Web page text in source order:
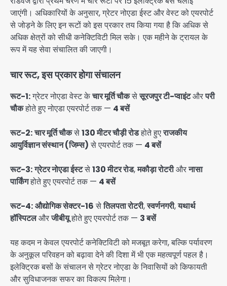
जाएंगी। अधिकारियों के अनुसार, ग्रेटर नोएडा ईस्ट और वेस्ट को एयरपोर्ट
से जोड़ने के लिए इन रूटों को इस प्रकार तय किया गया है कि अधिक से
अधिक क्षेत्रों को सीधी कनेक्टिविटी मिल सके। एक महीने के ट्रायल के
रूप में यह सेवा संचालित की जाएगी।
चार रूट, इस प्रकार होगा संचालन
रूट-1:ग्रेटर नोएडा वेस्ट केचार मूर्ति चौकसेसूरजपुर टी-प्वाइंटऔरपरी
चौकहोते हुए नोएडा एयरपोर्ट तक — 4 बसें
रूट-2:चार मूर्ति चौकसे130 मीटर चौड़ी रोडहोते हुएराजकीय
आयुर्विज्ञान संस्थान (जिम्स)से एयरपोर्ट तक — 4 बसें
रूट-3:ग्रेटर नोएडा ईस्टसे130 मीटर रोड,मकौड़ा रोटरीऔरनासा
पार्किंगहोते हुए एयरपोर्ट तक — 4 बसें
रूट-4:औद्योगिक सेक्टर-16सेतिलपता रोटरी,स्वर्णनगरी,यथार्थ
हॉस्पिटलऔरजीबीयूहोते हुए एयरपोर्ट तक — 3 बसें
यह कदम न केवल एयरपोर्ट कनेक्टिविटी को मजबूत करेगा, बल्कि पर्यावरण
के अनुकूल परिवहन को बढ़ावा देने की दिशा में भी एक महत्वपूर्ण पहल है।
इलेक्ट्रिक बसों के संचालन से ग्रेटर नोएडा के निवासियों को किफायती
और सुविधाजनक सफर का विकल्प मिलेगा।